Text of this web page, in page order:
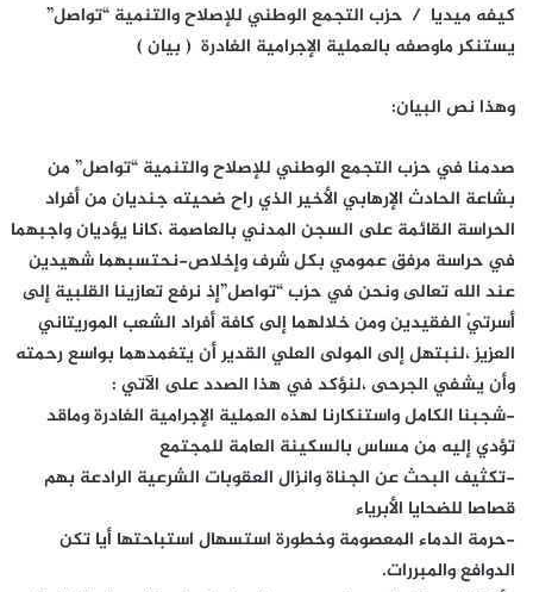
كيفه ميديا / حزب التجمع الوطني للإصلاح والتنمية “تواصل”
يستنكر ماوصفه بالعملية الإجرامية الغادرة ( بيان )
وهذا نص البيان:
صدمنا في حزب التجمع الوطني للإصلاح والتنمية “تواصل” من
بشاعة الحادث الإرهابي الأخير الذي راح ضحيته جنديان من أفراد
الحراسة القائمة على السجن المدني بالعاصمة ،كانا يؤديان واجبهما
في حراسة مرفق عمومي بكل شرف وإخلاص-نحتسبهما شهيدين
عند الله تعالى ونحن في حزب “تواصل”إذ نرفع تعازينا القلبية إلى
أسرتيْ الفقيدين ومن خلالهما إلى كافة أفراد الشعب الموريتاني
العزيز ،لنبتهل إلى المولى العلي القدير أن يتغمدهما بواسع رحمته
وأن يشفي الجرحى ،لنؤكد في هذا الصدد على الآتي :
-شجبنا الكامل واستنكارنا لهذه العملية الإجرامية الغادرة وماقد
تؤدي إليه من مساس بالسكينة العامة للمجتمع
-تكثيف البحث عن الجناة وانزال العقوبات الشرعية الرادعة بهم
قصاصا للضحايا الأبرياء
-حرمة الدماء المعصومة وخطورة استسهال استباحتها أيا تكن
الدوافع والمبررات.